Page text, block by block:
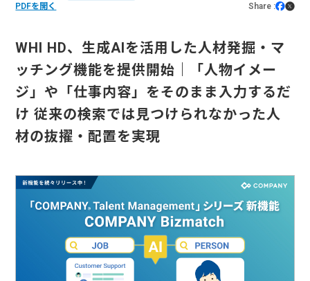
PDFを開く
Share :
WHI HD、生成AIを活用した人材発掘・マ
ッチング機能を提供開始｜「人物イメー
ジ」や「仕事内容」をそのまま入力するだ
け 従来の検索では見つけられなかった人
材の抜擢・配置を実現